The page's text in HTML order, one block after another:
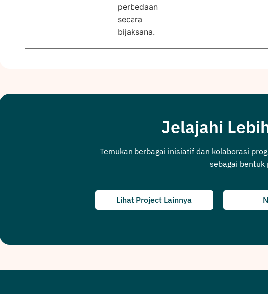
perbedaan
secara
bijaksana.
Jelajahi
Temukan berbagai inisiatif dan kolaborasi
sebagai bentuk
Lihat Project Lainnya